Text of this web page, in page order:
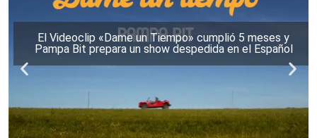
El Videoclip «Dame un Tiempo» cumplió 5 meses y
Pampa Bit prepara un show despedida en el Español